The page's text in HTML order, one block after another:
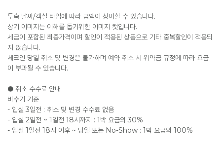
투숙 날짜/객실 타입에 따라 금액이 상이할 수 있습니다.
상기 이미지는 이해를 돕기위한 이미지 컷입니다.
세금이 포함된 최종가격이며 할인이 적용된 상품으로 기타 중복할인이 적용되
지 않습니다.
체크인 당일 취소 및 변경은 불가하며 예약 취소 시 위약금 규정에 따라 요금
이 부과될 수 있습니다.
● 취소 수수료 안내
비수기 기준
- 입실 3일전 : 취소 및 변경 수수료 없음
- 입실 2일전 ~ 1일전 18시까지 : 1박 요금의 30%
- 입실 1일전 18시 이후 ~ 당일 또는 No-Show : 1박 요금의 100%